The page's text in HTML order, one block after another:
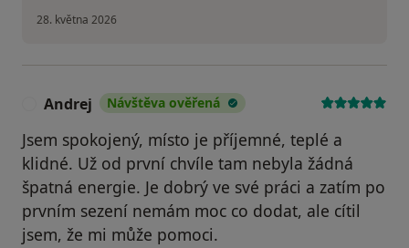
28. května 2026
Andrej Návštěva ověřená
Jsem spokojený, místo je příjemné, teplé a
klidné. Už od první chvíle tam nebyla žádná
špatná energie. Je dobrý ve své práci a zatím po
prvním sezení nemám moc co dodat, ale cítil
jsem, že mi může pomoci.